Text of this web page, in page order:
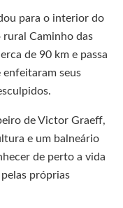
para o interior do
Caminho das
de 90 km e passa
seus
de Victor Graeff,
e um balneário
de perto a vida
próprias